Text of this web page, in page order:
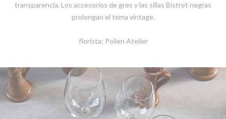
transparencia. Los accesorios de gres y las sillas Bistrot negras
prolongan el tema vintage.
florista: Pollen Atelier